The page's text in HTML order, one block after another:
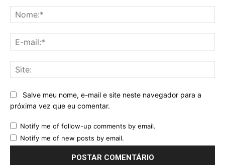
Salve meu nome, e-mail e site neste navegador para a
próxima vez que eu comentar.
Notify me of follow-up comments by email.
Notify me of new posts by email.